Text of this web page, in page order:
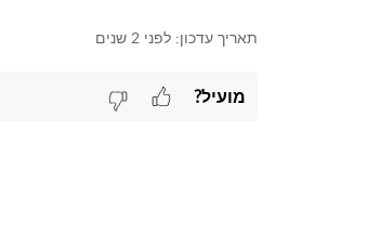
תאריך עדכון: לפני 2 שנים
מועיל?